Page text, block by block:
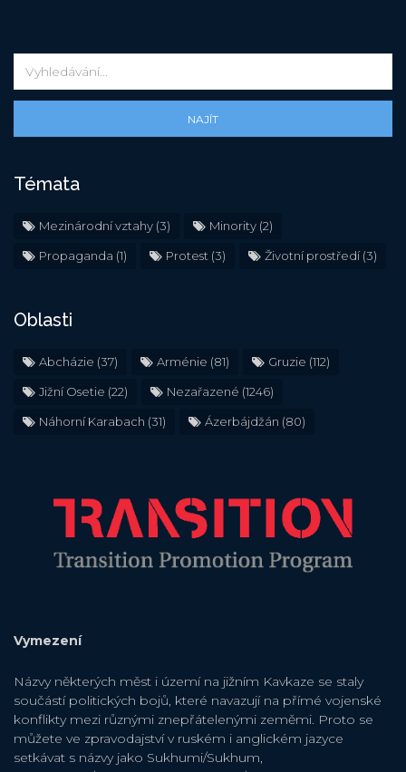
NAJÍT
Témata
Mezinárodní vztahy (3) Minority (2)
Propaganda (1) Protest (3) Životní prostředí(3)
Oblasti
Abcházie (37) Arménie (81) Gruzie (112)
Jižní Osetie (22) Nezařazené (1246)
Náhorní Karabach (31) Ázerbájdžán (80)
Vymezení
Názvy některých měst i území na jižním Kavkaze se staly
součástí politických bojů, které navazují na přímé vojenské
konflikty mezi různými znepřátelenými zeměmi. Proto se
můžete ve zpravodajství v ruském i anglickém jazyce
setkávat s názvy jako Sukhumi/Sukhum,